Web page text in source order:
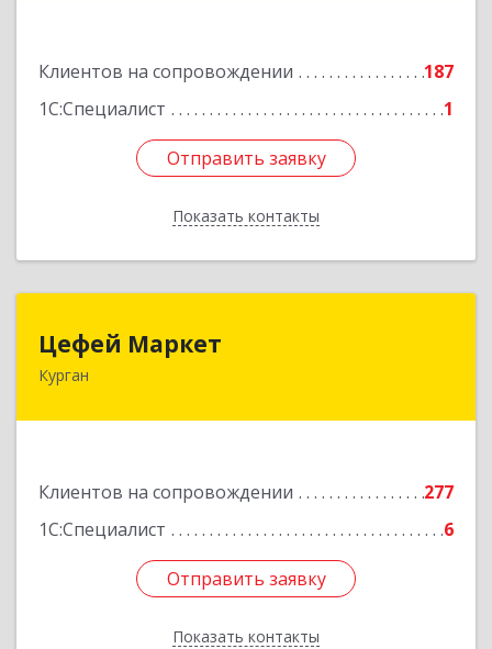
Клиентов на сопровождении
187
1С:Специалист
1
Отправить заявку
Показать контакты
Отправить заявку
Назад
Цефей Маркет
Курган
Клиентов на сопровождении
277
1С:Специалист
6
Отправить заявку
Показать контакты
640002, Курганская обл, Курган г, М.Горького
Отправить заявку
Назад